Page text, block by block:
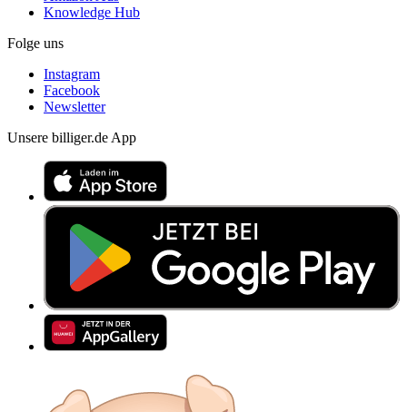
Knowledge Hub
Folge uns
Instagram
Facebook
Newsletter
Unsere billiger.de App